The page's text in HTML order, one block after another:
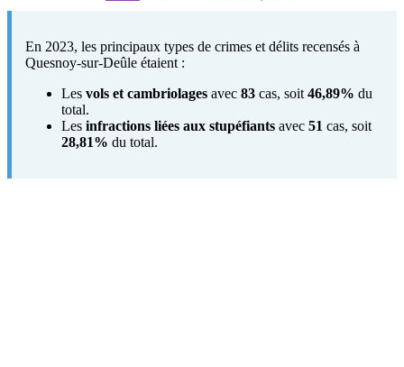
En 2023, les principaux types de crimes et délits recensés à
Quesnoy-sur-Deûle étaient :
Les vols et cambriolages avec 83 cas, soit 46,89% du
total.
Les infractions liées aux stupéfiants avec 51 cas, soit
28,81% du total.